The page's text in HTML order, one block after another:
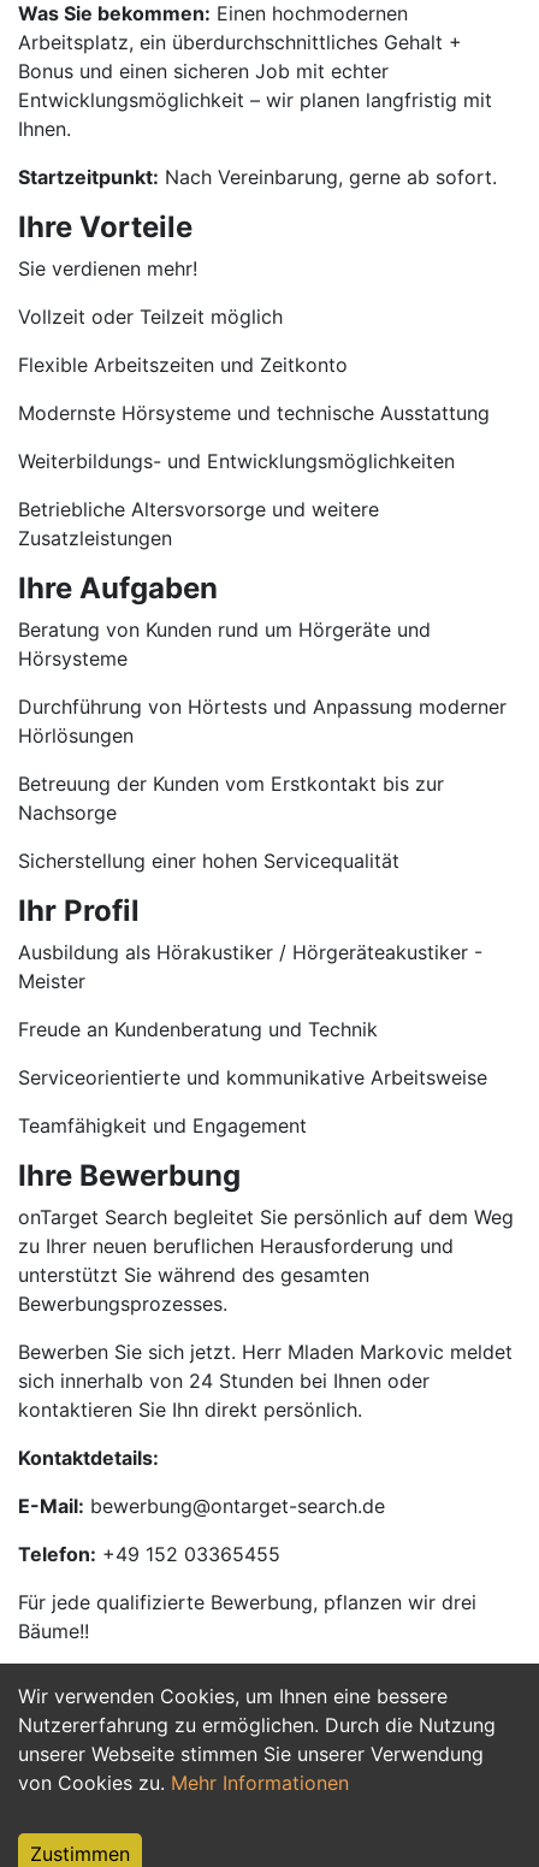
Wir verwenden Cookies, um Ihnen eine bessere
Nutzererfahrung zu ermöglichen. Durch die Nutzung
unserer Webseite stimmen Sie unserer Verwendung
von Cookies zu. Mehr Informationen
Zustimmen
Was Sie bekommen: Einen hochmodernen
Arbeitsplatz, ein überdurchschnittliches Gehalt +
Bonus und einen sicheren Job mit echter
Entwicklungsmöglichkeit – wir planen langfristig mit
Ihnen.
Startzeitpunkt: Nach Vereinbarung, gerne ab sofort.
Ihre Vorteile
Sie verdienen mehr!
Vollzeit oder Teilzeit möglich
Flexible Arbeitszeiten und Zeitkonto
Modernste Hörsysteme und technische Ausstattung
Weiterbildungs- und Entwicklungsmöglichkeiten
Betriebliche Altersvorsorge und weitere
Zusatzleistungen
Ihre Aufgaben
Beratung von Kunden rund um Hörgeräte und
Hörsysteme
Durchführung von Hörtests und Anpassung moderner
Hörlösungen
Betreuung der Kunden vom Erstkontakt bis zur
Nachsorge
Sicherstellung einer hohen Servicequalität
Ihr Profil
Ausbildung als Hörakustiker / Hörgeräteakustiker -
Meister
Freude an Kundenberatung und Technik
Serviceorientierte und kommunikative Arbeitsweise
Teamfähigkeit und Engagement
Ihre Bewerbung
onTarget Search begleitet Sie persönlich auf dem Weg
zu Ihrer neuen beruflichen Herausforderung und
unterstützt Sie während des gesamten
Bewerbungsprozesses.
Bewerben Sie sich jetzt. Herr Mladen Markovic meldet
sich innerhalb von 24 Stunden bei Ihnen oder
kontaktieren Sie Ihn direkt persönlich.
Kontaktdetails:
E-Mail: bewerbung@ontarget-search.de
Telefon: +49 152 03365455
Für jede qualifizierte Bewerbung, pflanzen wir drei
Bäume!!
Jetzt Bewerben